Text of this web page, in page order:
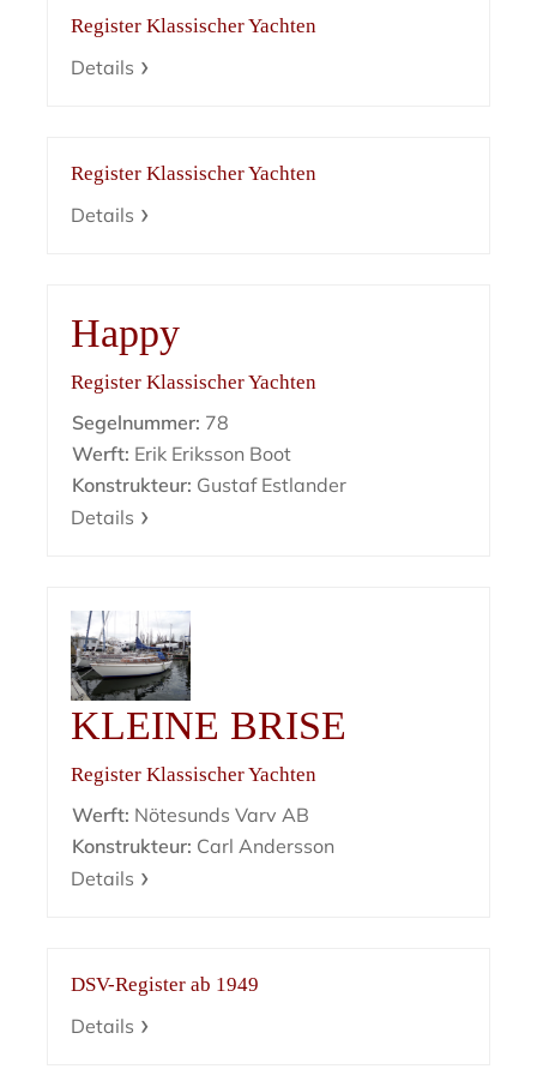
Register Klassischer Yachten
Details
Register Klassischer Yachten
Details
Happy
Register Klassischer Yachten
Segelnummer: 78
Werft: Erik Eriksson Boot
Konstrukteur: Gustaf Estlander
Details
KLEINE BRISE
Register Klassischer Yachten
Werft: Nötesunds Varv AB
Konstrukteur: Carl Andersson
Details
DSV-Register ab 1949
Details